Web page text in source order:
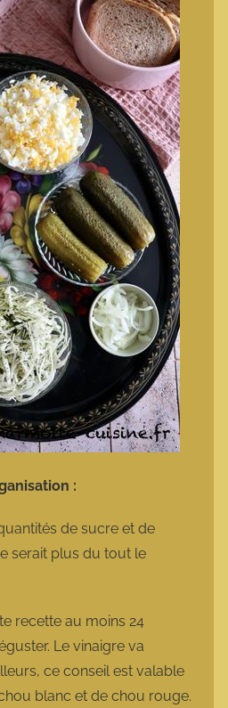
:
de sucre et de
serait plus du tout le
recette au moins 24
Le vinaigre va
ce conseil est valable
blanc et de chou rouge.